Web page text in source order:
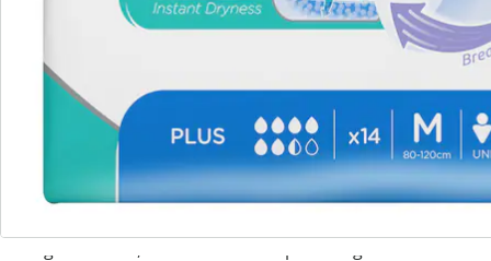
uitstapjes en reizen niet op te geven. Deze
incontinentieslip geeft u een veilig gevoel. Wegwerpslip
met absorptielagen en anti-lekrandjes. Geurwerend,
laat geen vloeistof door, voelt aan als stof en is
ademend.
Absorptievermogen:
Small: 1320 ml, 60 - 90 cm heupomvang